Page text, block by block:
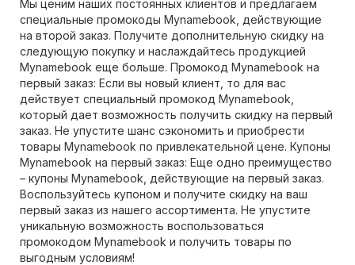
Мы ценим наших постоянных клиентов и предлагаем
специальные промокоды Mynamebook, действующие
на второй заказ. Получите дополнительную скидку на
следующую покупку и наслаждайтесь продукцией
Mynamebook еще больше. Промокод Mynamebook на
первый заказ: Если вы новый клиент, то для вас
действует специальный промокод Mynamebook,
который дает возможность получить скидку на первый
заказ. Не упустите шанс сэкономить и приобрести
товары Mynamebook по привлекательной цене. Купоны
Mynamebook на первый заказ: Еще одно преимущество
– купоны Mynamebook, действующие на первый заказ.
Воспользуйтесь купоном и получите скидку на ваш
первый заказ из нашего ассортимента. Не упустите
уникальную возможность воспользоваться
промокодом Mynamebook и получить товары по
выгодным условиям!